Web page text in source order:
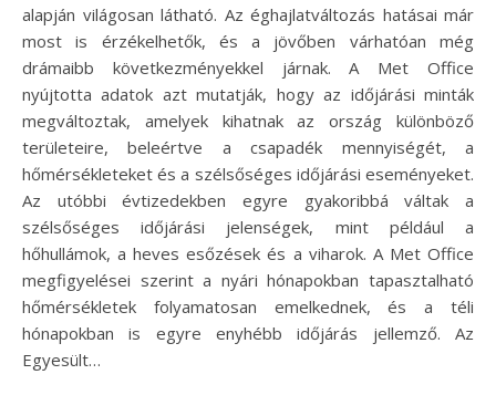
alapján világosan látható. Az éghajlatváltozás hatásai már
most is érzékelhetők, és a jövőben várhatóan még
drámaibb következményekkel járnak. A Met Office
nyújtotta adatok azt mutatják, hogy az időjárási minták
megváltoztak, amelyek kihatnak az ország különböző
területeire, beleértve a csapadék mennyiségét, a
hőmérsékleteket és a szélsőséges időjárási eseményeket.
Az utóbbi évtizedekben egyre gyakoribbá váltak a
szélsőséges időjárási jelenségek, mint például a
hőhullámok, a heves esőzések és a viharok. A Met Office
megfigyelései szerint a nyári hónapokban tapasztalható
hőmérsékletek folyamatosan emelkednek, és a téli
hónapokban is egyre enyhébb időjárás jellemző. Az
Egyesült…